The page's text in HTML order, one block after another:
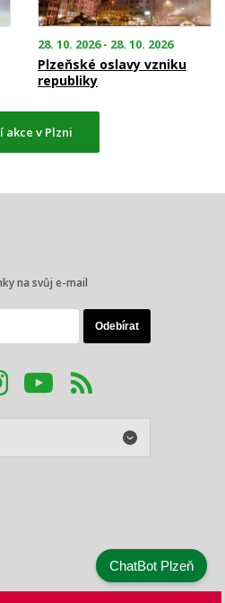
28. 10. 2026 - 28. 10. 2026
Plzeňské oslavy vzniku
republiky
akce v Plzni
na svůj e-mail
ChatBot Plzeň